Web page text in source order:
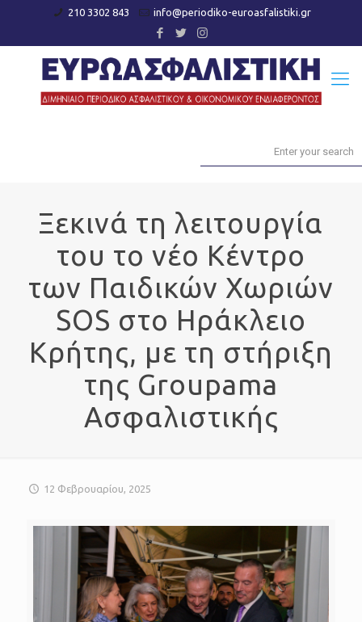
210 3302 843 info@periodiko-euroasfalistiki.gr
Ξεκινά τη λειτουργία
του το νέο Κέντρο
των Παιδικών Χωριών
SOS στο Ηράκλειο
Κρήτης, με τη στήριξη
της Groupama
Ασφαλιστικής
12 Φεβρουαρίου, 2025